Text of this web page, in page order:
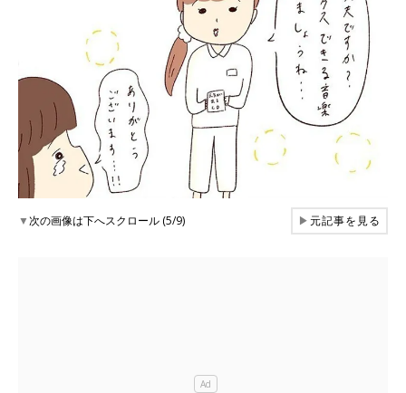
▼次の画像は下へスクロール (5/9) ▶元記事を見る